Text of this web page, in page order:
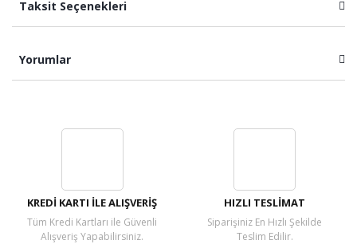
Taksit Seçenekleri
Yorumlar
KREDİ KARTI İLE ALIŞVERİŞ
Tüm Kredi Kartları ile Güvenli
Alışveriş Yapabilirsiniz.
HIZLI TESLİMAT
Siparişiniz En Hızlı Şekilde
Teslim Edilir.